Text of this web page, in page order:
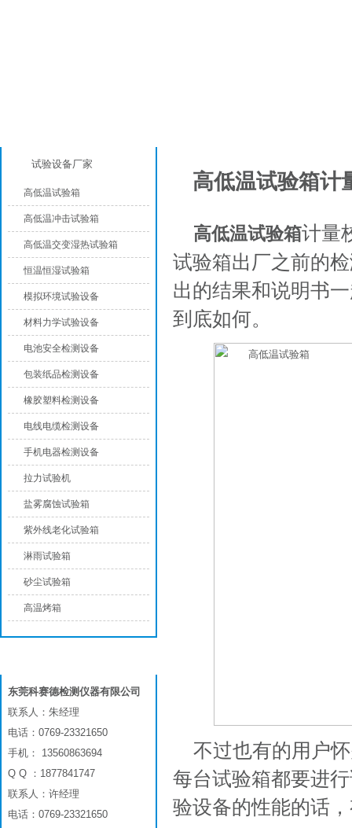
高低温试验箱计
高低温试验箱计量
试验箱出厂之前的
出的结果和说明书
到底如何。
不过也有的用户
每台试验箱都要进
验设备的性能的话
试验设备厂家
高低温试验箱
高低温冲击试验箱
高低温交变湿热试验箱
恒温恒湿试验箱
模拟环境试验设备
材料力学试验设备
电池安全检测设备
包装纸品检测设备
橡胶塑料检测设备
电线电缆检测设备
手机电器检测设备
拉力试验机
盐雾腐蚀试验箱
紫外线老化试验箱
淋雨试验箱
砂尘试验箱
高温烤箱
东莞科赛德检测仪器有限公司
联系人：朱经理
电话：0769-23321650
手机： 13560863694
Q Q ：1877841747
联系人：许经理
电话：0769-23321650